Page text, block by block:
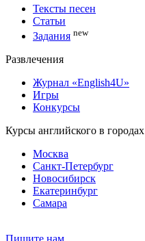
Тексты песен
Статьи
Задания new
Развлечения
Журнал «English4U»
Игры
Конкурсы
Курсы английского в городах
Москва
Санкт-Петербург
Новосибирск
Екатеринбург
Самара